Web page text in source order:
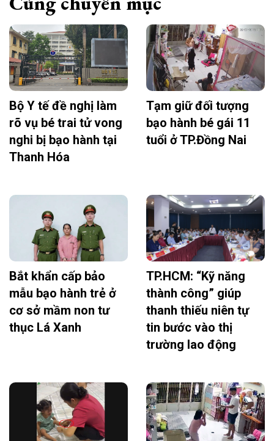
Bộ Y tế đề nghị làm
rõ vụ bé trai tử vong
nghi bị bạo hành tại
Thanh Hóa
Tạm giữ đối tượng
bạo hành bé gái 11
tuổi ở TP.Đồng Nai
Bắt khẩn cấp bảo
mẫu bạo hành trẻ ở
cơ sở mầm non tư
thục Lá Xanh
TP.HCM: “Kỹ năng
thành công” giúp
thanh thiếu niên tự
tin bước vào thị
trường lao động